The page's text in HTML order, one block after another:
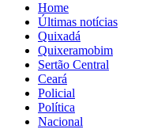
Home
Últimas notícias
Quixadá
Quixeramobim
Sertão Central
Ceará
Policial
Política
Nacional